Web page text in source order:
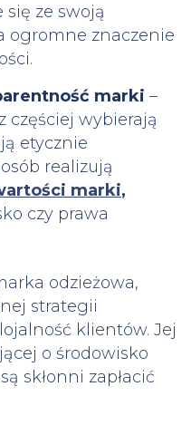
ze swoją
ogromne znaczenie
marki –
częściej wybierają
etycznie
realizują
marki,
czy prawa
odzieżowa,
strategii
klientów. Jej
o środowisko
skłonni zapłacić